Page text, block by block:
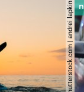
© shutterstock.com | andrei lapkin